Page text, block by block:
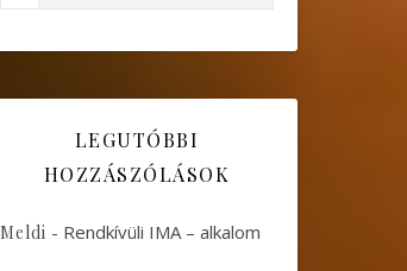
LEGUTÓBBI
HOZZÁSZÓLÁSOK
Meldi - Rendkívüli IMA – alkalom